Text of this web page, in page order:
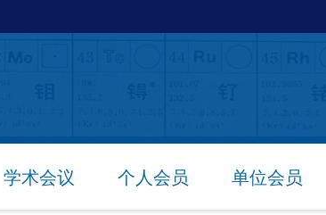
学术会议 个人会员 单位会员